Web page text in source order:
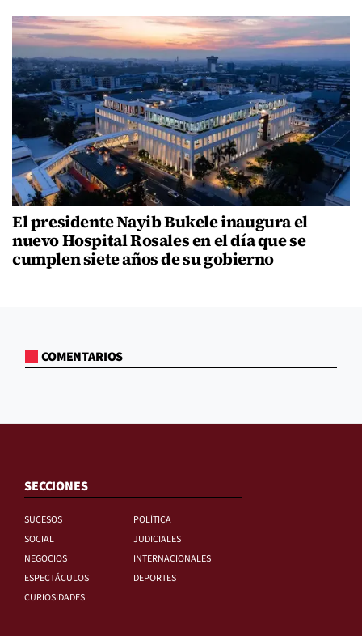
El presidente Nayib Bukele inaugura el
nuevo Hospital Rosales en el día que se
cumplen siete años de su gobierno
COMENTARIOS
SECCIONES
SUCESOS
POLÍTICA
SOCIAL
JUDICIALES
NEGOCIOS
INTERNACIONALES
ESPECTÁCULOS
DEPORTES
CURIOSIDADES